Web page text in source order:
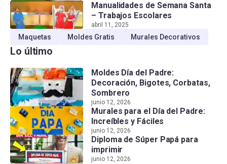
Manualidades de Semana Santa
– Trabajos Escolares
abril 11, 2025
Maquetas Moldes Gratis Murales Decorativos
Lo último
Moldes Día del Padre:
Decoración, Bigotes, Corbatas,
Sombrero
junio 12, 2026
Murales para el Día del Padre:
Increíbles y Fáciles
junio 12, 2026
Diploma de Súper Papá para
imprimir
junio 12, 2026